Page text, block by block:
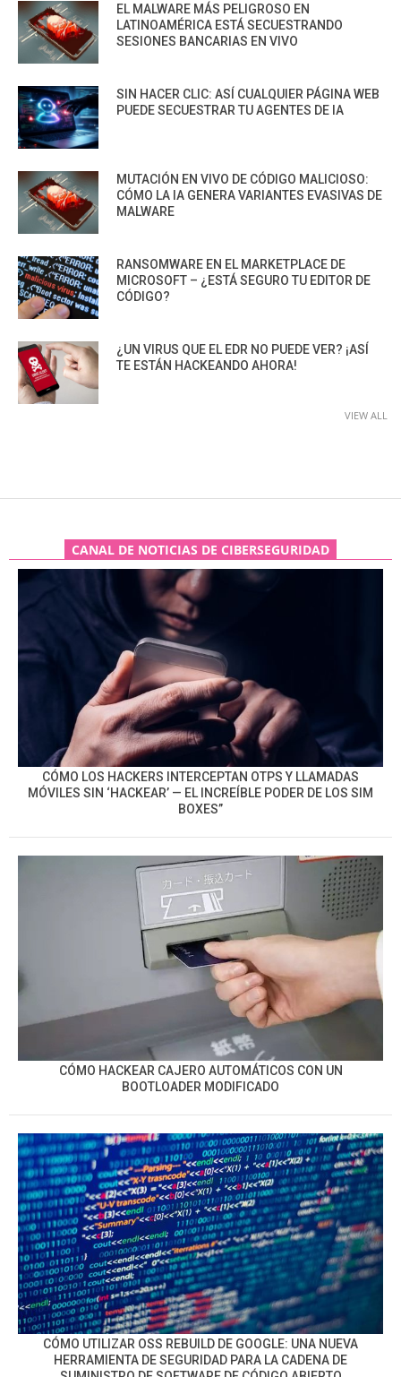
EL MALWARE MÁS PELIGROSO EN
LATINOAMÉRICA ESTÁ SECUESTRANDO
SESIONES BANCARIAS EN VIVO
SIN HACER CLIC: ASÍ CUALQUIER PÁGINA WEB
PUEDE SECUESTRAR TU AGENTES DE IA
MUTACIÓN EN VIVO DE CÓDIGO MALICIOSO:
CÓMO LA IA GENERA VARIANTES EVASIVAS DE
MALWARE
RANSOMWARE EN EL MARKETPLACE DE
MICROSOFT – ¿ESTÁ SEGURO TU EDITOR DE
CÓDIGO?
¿UN VIRUS QUE EL EDR NO PUEDE VER? ¡ASÍ
TE ESTÁN HACKEANDO AHORA!
VIEW ALL
CANAL DE NOTICIAS DE CIBERSEGURIDAD
CÓMO LOS HACKERS INTERCEPTAN OTPS Y LLAMADAS
MÓVILES SIN ‘HACKEAR’ — EL INCREÍBLE PODER DE LOS SIM
BOXES”
CÓMO HACKEAR CAJERO AUTOMÁTICOS CON UN
BOOTLOADER MODIFICADO
CÓMO UTILIZAR OSS REBUILD DE GOOGLE: UNA NUEVA
HERRAMIENTA DE SEGURIDAD PARA LA CADENA DE